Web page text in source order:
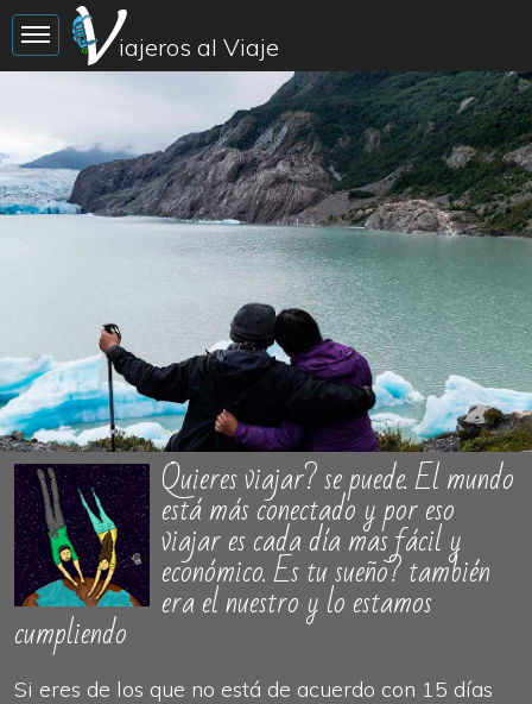
Toggle sidebar
iajeros al Viaje
Quieres viajar? se puede. El mundo
está más conectado y por eso
viajar es cada día mas fácil y
económico. Es tu sueño? también
era el nuestro y lo estamos
cumpliendo
Si eres de los que no está de acuerdo con 15 días